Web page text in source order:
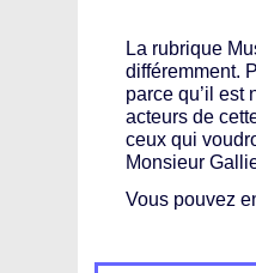
La rubrique
différemment.
parce qu’il est
acteurs de
ceux qui
Monsieur
Vous pouvez